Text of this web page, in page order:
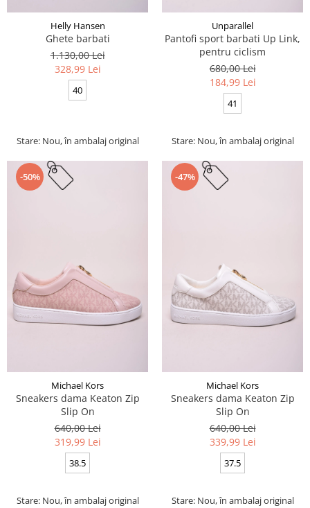
Helly Hansen
Ghete barbati
1.130,00 Lei
328,99 Lei
40
Stare: Nou, în ambalaj original
Unparallel
Pantofi sport barbati Up Link,
pentru ciclism
680,00 Lei
184,99 Lei
41
Stare: Nou, în ambalaj original
-50%
Michael Kors
Sneakers dama Keaton Zip
Slip On
640,00 Lei
319,99 Lei
38.5
Stare: Nou, în ambalaj original
-47%
Michael Kors
Sneakers dama Keaton Zip
Slip On
640,00 Lei
339,99 Lei
37.5
Stare: Nou, în ambalaj original